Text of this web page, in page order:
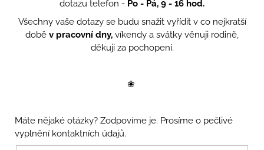
dotazu telefon - Po - Pá, 9 - 16 hod.
Všechny vaše dotazy se budu snažit vyřídit v co nejkratší
době v pracovní dny, víkendy a svátky věnuji rodině,
děkuji za pochopení.
❀
Máte nějaké otázky? Zodpovíme je. Prosíme o pečlivé
vyplnění kontaktních údajů.